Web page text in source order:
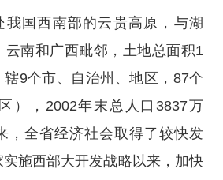
我国西南部的云贵高原，与湖
云南和广西毗邻，土地总面积1
9个市、自治州、地区，87个
），2002年末总人口3837万
，全省经济社会取得了较快发
施西部大开发战略以来，加快